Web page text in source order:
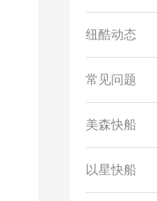
纽酷动态
常见问题
美森快船
以星快船